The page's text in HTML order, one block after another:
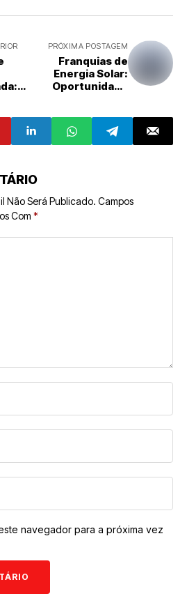
PRÓXIMA POSTAGEM
Franquias de
Energia Solar:
Oportunidade
Garantido
Não Será Publicado. Campos
Com *
navegador para a próxima vez